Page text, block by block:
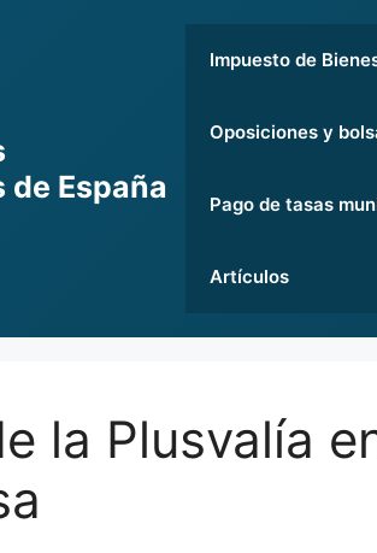
España
Impuesto de
Oposiciones y
Pago de tasas
Artículos
la Plusvalía